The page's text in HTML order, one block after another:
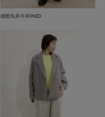
函館丸井今井INED